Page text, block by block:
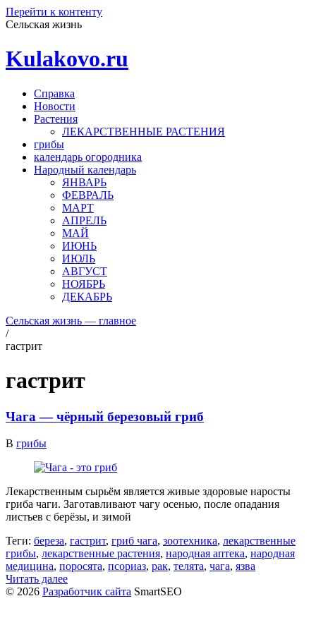
Перейти к контенту
Сельская жизнь
Kulakovo.ru
Справка
Новости
Растения
ЛЕКАРСТВЕННЫЕ РАСТЕНИЯ
грибы
календарь огородника
Народный календарь
ЯНВАРЬ
ФЕВРАЛЬ
МАРТ
АПРЕЛЬ
МАЙ
ИЮНЬ
ИЮЛЬ
АВГУСТ
НОЯБРЬ
ДЕКАБРЬ
Сельская жизнь — главное
/
гастрит
гастрит
Чага — чёрный березовый гриб
В грибы
Лекарственным сырьём является живые здоровые наросты
гриба чаги. Заготавливают чагу осенью, после опадания
листьев с берёзы, и зимой
Теги: береза, гастрит, гриб чага, зоотехника, лекарственные
грибы, лекарственные растения, народная аптека, народная
медицина, поросята, псориаз, рак, телята, чага, язва
Читать далее
© 2026 Разработчик сайта SmartSEO